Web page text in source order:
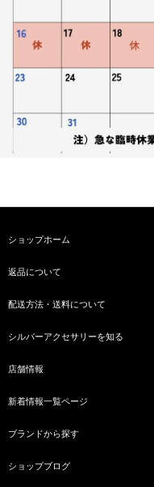
ショップホーム
返品について
配送方法・送料について
シルバーアクセサリーを知る
店舗情報
新着情報一覧ページ
ブランドから探す
ショップブログ